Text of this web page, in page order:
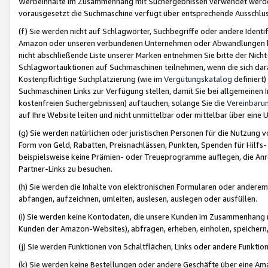
vorausgesetzt die Suchmaschine verfügt über entsprechende
(f) Sie werden nicht auf Schlagwörter, Suchbegriffe oder andere
Amazon oder unseren verbundenen Unternehmen oder
nicht abschließende Liste unserer Marken entnehmen Sie bitte der
Schlagwortauktionen auf Suchmaschinen teilnehmen, wenn die sich
Kostenpflichtige Suchplatzierung (wie im Vergütungskatalog definiert)
Suchmaschinen Links zur Verfügung stellen, damit Sie bei
kostenfreien Suchergebnissen) auftauchen, solange Sie die
auf Ihre Website leiten und nicht unmittelbar oder mittelbar über eine
(g) Sie werden natürlichen oder juristischen Personen für die Nutzung
Form von Geld, Rabatten, Preisnachlässen, Punkten, Spenden für
beispielsweise keine Prämien- oder Treueprogramme auflegen, die
Partner-Links zu besuchen.
(h) Sie werden die Inhalte von elektronischen Formularen oder
abfangen, aufzeichnen, umleiten, auslesen, auslegen oder ausfüllen.
(i) Sie werden keine Kontodaten, die unsere Kunden im
Kunden der Amazon-Websites), abfragen, erheben, einholen,
(j) Sie werden Funktionen von Schaltflächen, Links oder andere
(k) Sie werden keine Bestellungen oder andere Geschäfte über eine